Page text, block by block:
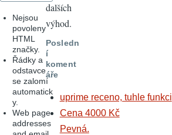
Nejsou
povoleny
HTML
značky.
Řádky a
odstavce
se zalomí
automatick
y.
Web page
addresses
dalších
výhod.
Posledn
í
koment
áře
uprime receno, tuhle funkci
Cena 4000 Kč
Pevná.